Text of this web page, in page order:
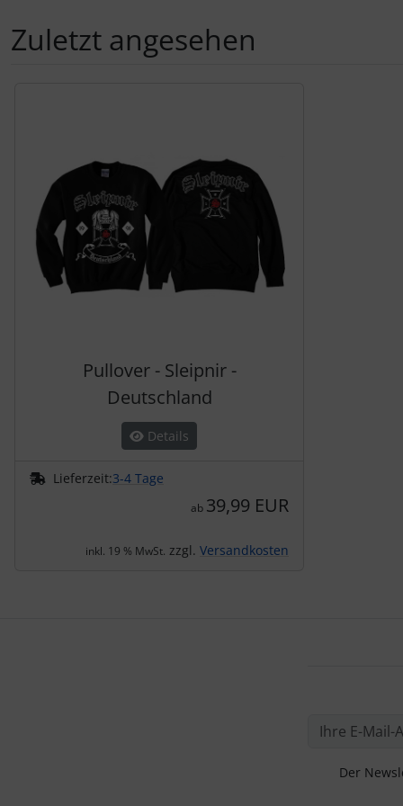
Zuletzt angesehen
Pullover - Sleipnir -
Deutschland
Details
Lieferzeit:3-4 Tage
ab 39,99 EUR
inkl. 19 % MwSt. zzgl. Versandkosten
Der